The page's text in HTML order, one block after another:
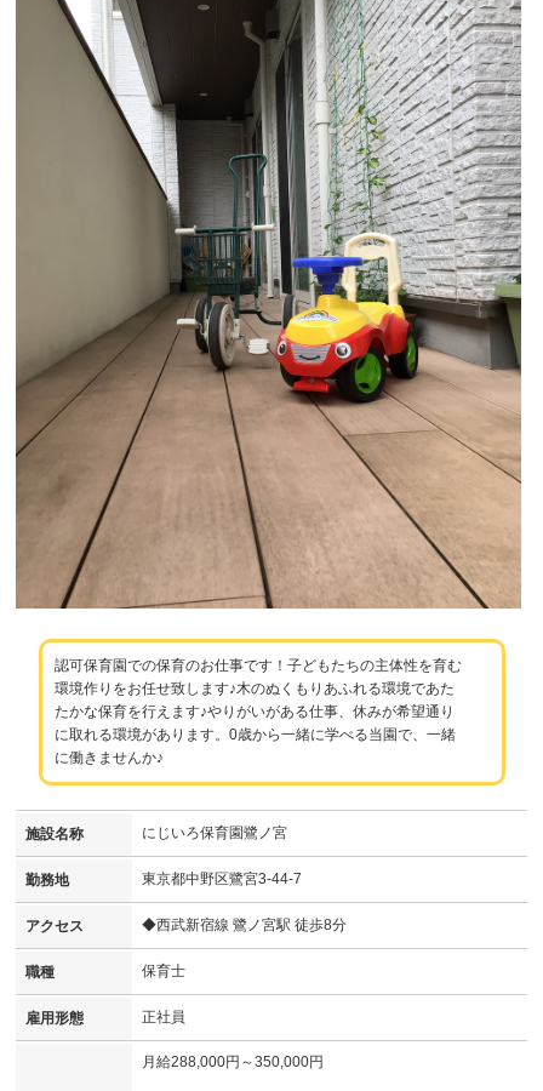
認可保育園での保育のお仕事です！子どもたちの主体性を育む
環境作りをお任せ致します♪木のぬくもりあふれる環境であた
たかな保育を行えます♪やりがいがある仕事、休みが希望通り
に取れる環境があります。0歳から一緒に学べる当園で、一緒
に働きませんか♪
施設名称 にじいろ保育園鷺ノ宮
勤務地 東京都中野区鷺宮3-44-7
アクセス ◆西武新宿線 鷺ノ宮駅 徒歩8分
職種 保育士
雇用形態 正社員
月給288,000円～350,000円